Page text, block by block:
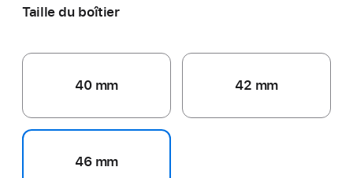
Taille du boîtier
40 mm 42 mm
46 mm